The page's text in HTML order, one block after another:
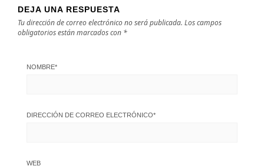
DEJA UNA RESPUESTA
Tu dirección de correo electrónico no será publicada. Los campos
obligatorios están marcados con *
NOMBRE*
DIRECCIÓN DE CORREO ELECTRÓNICO*
WEB